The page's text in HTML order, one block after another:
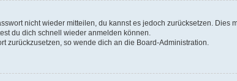
nicht wieder mitteilen, du kannst es jedoch zurücksetzen. Dies
du dich schnell wieder anmelden können.
zurückzusetzen, so wende dich an die Board-Administration.